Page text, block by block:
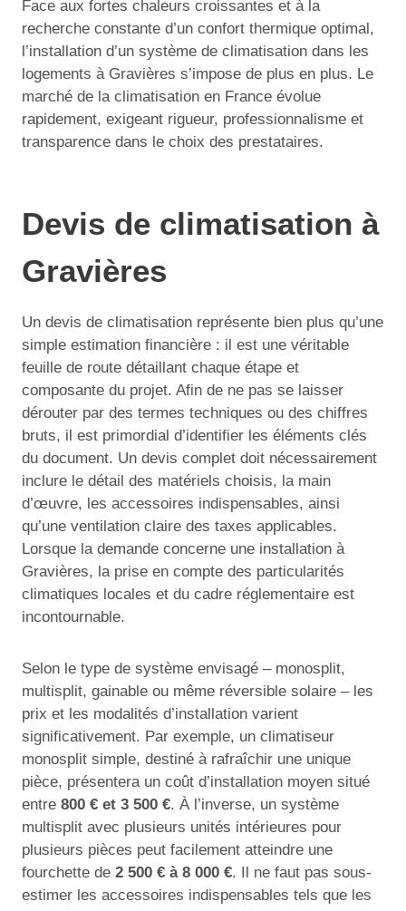
Face aux fortes chaleurs croissantes et à la
recherche constante d’un confort thermique optimal,
l’installation d’un système de climatisation dans les
logements à Gravières s’impose de plus en plus. Le
marché de la climatisation en France évolue
rapidement, exigeant rigueur, professionnalisme et
transparence dans le choix des prestataires.
Devis de climatisation à
Gravières
Un devis de climatisation représente bien plus qu’une
simple estimation financière : il est une véritable
feuille de route détaillant chaque étape et
composante du projet. Afin de ne pas se laisser
dérouter par des termes techniques ou des chiffres
bruts, il est primordial d’identifier les éléments clés
du document. Un devis complet doit nécessairement
inclure le détail des matériels choisis, la main
d’œuvre, les accessoires indispensables, ainsi
qu’une ventilation claire des taxes applicables.
Lorsque la demande concerne une installation à
Gravières, la prise en compte des particularités
climatiques locales et du cadre réglementaire est
incontournable.
Selon le type de système envisagé – monosplit,
multisplit, gainable ou même réversible solaire – les
prix et les modalités d’installation varient
significativement. Par exemple, un climatiseur
monosplit simple, destiné à rafraîchir une unique
pièce, présentera un coût d’installation moyen situé
entre 800 € et 3 500 €. À l’inverse, un système
multisplit avec plusieurs unités intérieures pour
plusieurs pièces peut facilement atteindre une
fourchette de 2 500 € à 8 000 €. Il ne faut pas sous-
estimer les accessoires indispensables tels que les